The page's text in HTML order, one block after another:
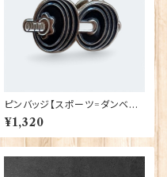
ピンバッジ【スポーツ=ダンベル】
Cadogan 90040-XJKB17-2
0
¥1,320